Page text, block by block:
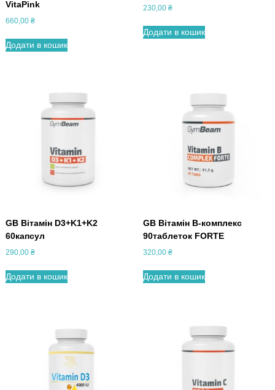
VitaPink
660,00 ₴
Додати в кошик
230,00 ₴
Додати в кошик
GB Вітамін D3+K1+K2
60капсул
290,00 ₴
Додати в кошик
GB Вітамін В-комплекс
90таблеток FORTE
320,00 ₴
Додати в кошик